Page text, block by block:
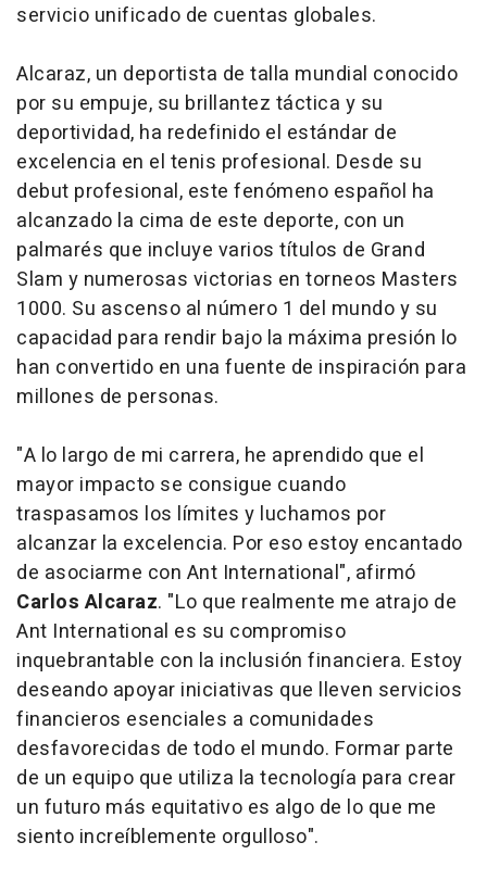
servicio unificado de cuentas globales.
Alcaraz, un deportista de talla mundial conocido
por su empuje, su brillantez táctica y su
deportividad, ha redefinido el estándar de
excelencia en el tenis profesional. Desde su
debut profesional, este fenómeno español ha
alcanzado la cima de este deporte, con un
palmarés que incluye varios títulos de Grand
Slam y numerosas victorias en torneos Masters
1000. Su ascenso al número 1 del mundo y su
capacidad para rendir bajo la máxima presión lo
han convertido en una fuente de inspiración para
millones de personas.
"A lo largo de mi carrera, he aprendido que el
mayor impacto se consigue cuando
traspasamos los límites y luchamos por
alcanzar la excelencia. Por eso estoy encantado
de asociarme con Ant International", afirmó
Carlos Alcaraz. "Lo que realmente me atrajo de
Ant International es su compromiso
inquebrantable con la inclusión financiera. Estoy
deseando apoyar iniciativas que lleven servicios
financieros esenciales a comunidades
desfavorecidas de todo el mundo. Formar parte
de un equipo que utiliza la tecnología para crear
un futuro más equitativo es algo de lo que me
siento increíblemente orgulloso".